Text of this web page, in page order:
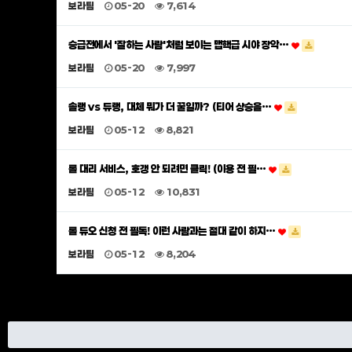
보라팀 05-20 7,614
승급전에서 '잘하는 사람'처럼 보이는 맵핵급 시야 장악…
보라팀 05-20 7,997
솔랭 vs 듀랭, 대체 뭐가 더 꿀일까? (티어 상승을…
보라팀 05-12 8,821
롤 대리 서비스, 호갱 안 되려면 클릭! (이용 전 필…
보라팀 05-12 10,831
롤 듀오 신청 전 필독! 이런 사람과는 절대 같이 하지…
보라팀 05-12 8,204